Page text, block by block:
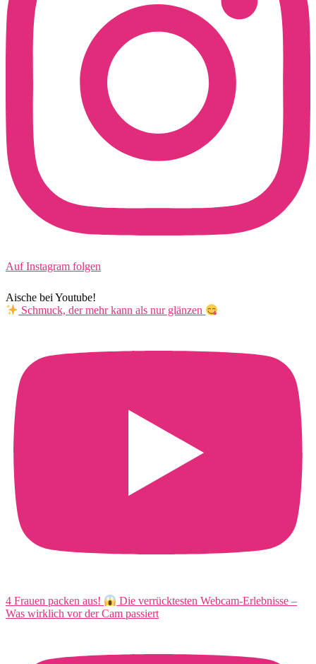
Auf Instagram folgen
Aische bei Youtube!
Schmuck, der mehr kann als nur glänzen
4 Frauen packen aus!
Die verrücktesten Webcam-Erlebnisse –
Was wirklich vor der Cam passiert